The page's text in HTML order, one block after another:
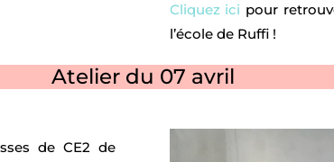
Cliquez ici pour
l’école de Ruffi !
Atelier du 07 avril
de CE2 de